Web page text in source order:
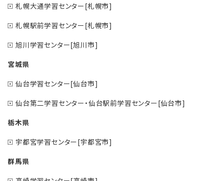
札幌大通学習センター[札幌市]
札幌駅前学習センター[札幌市]
旭川学習センター[旭川市]
宮城県
仙台学習センター[仙台市]
仙台第二学習センター・仙台駅前学習センター[仙台市]
栃木県
宇都宮学習センター[宇都宮市]
群馬県